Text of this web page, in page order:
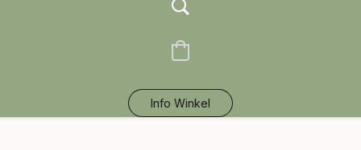
Info Winkel